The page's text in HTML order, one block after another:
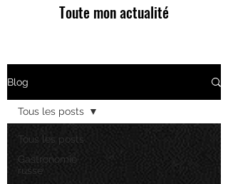
Toute mon actualité
Blog
Tous les posts
Gastronomie
russe
Tous les posts